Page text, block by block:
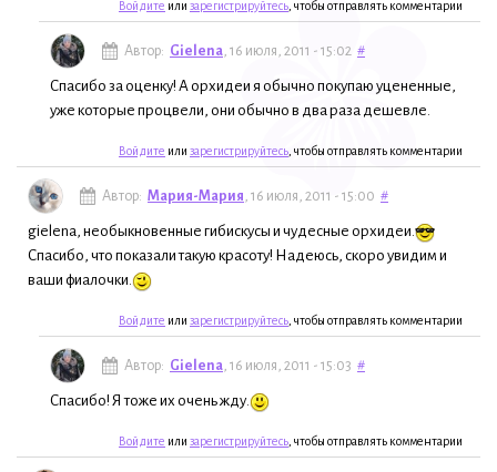
Войдите или зарегистрируйтесь , чтобы отправлять комментарии
Автор: Gielena , 16 июля, 2011 - 15:02 #
Спасибо за оценку! А орхидеи я обычно покупаю уцененные,
уже которые процвели, они обычно в два раза дешевле.
Войдите или зарегистрируйтесь , чтобы отправлять комментарии
Автор: Мария-Мария , 16 июля, 2011 - 15:00 #
gielena, необыкновенные гибискусы и чудесные орхидеи.
Спасибо, что показали такую красоту! Надеюсь, скоро увидим и
ваши фиалочки.
Войдите или зарегистрируйтесь , чтобы отправлять комментарии
Автор: Gielena , 16 июля, 2011 - 15:03 #
Спасибо! Я тоже их очень жду.
Войдите или зарегистрируйтесь , чтобы отправлять комментарии